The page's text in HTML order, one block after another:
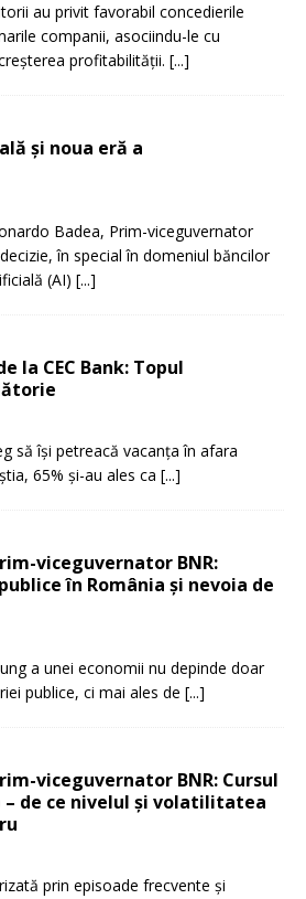
au privit favorabil concedierile
companii, asociindu-le cu
profitabilității. [...]
și noua eră a
Badea, Prim-viceguvernator
în special în domeniul băncilor
(AI) [...]
la CEC Bank: Topul
să își petreacă vacanța în afara
65% și-au ales ca [...]
viceguvernator BNR:
în România și nevoia de
a unei economii nu depinde doar
publice, ci mai ales de [...]
viceguvernator BNR: Cursul
– de ce nivelul și volatilitatea
prin episoade frecvente și